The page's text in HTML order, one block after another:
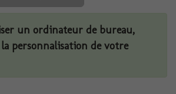
un ordinateur de bureau,
personnalisation de votre